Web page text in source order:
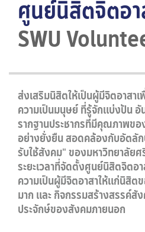
ศูนย์นิสิตจิตอ
SWU
ส่งเสริมนิสิตให้เป็นผู้มีจิตอาสา
ความเป็นมนุษย์ ที่รู้จักแบ่งปัน อั
รากฐานประชากรที่มีคุณภาพขอ
อย่างยั่งยืน สอดคล้องกับอัตลั
รับใช้สังคม" ของมหาวิทยาลัย
ระยะเวลาที่จัดตั้งศูนย์นิสิตจิตอ
ความเป็นผู้มีจิตอาสาให้แก่นิสิต
มาก และ กิจกรรมสร้างสรรค์สั
ประจักษ์ของสังคมภายนอก